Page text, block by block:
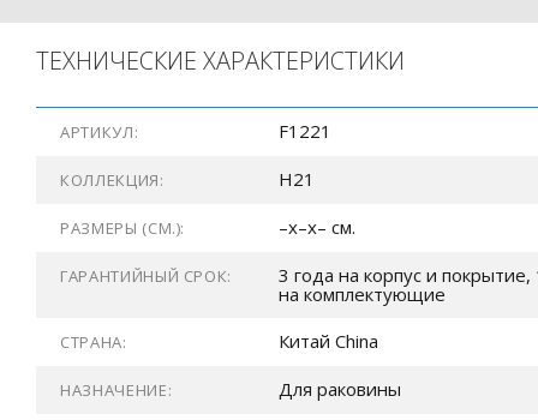
ТЕХНИЧЕСКИЕ ХАРАКТЕРИСТИКИ
АРТИКУЛ: F1221
КОЛЛЕКЦИЯ: H21
РАЗМЕРЫ (СМ.): –x–x– см.
ГАРАНТИЙНЫЙ СРОК:
3 года на корпус и покрытие,
на комплектующие
СТРАНА: Китай China
НАЗНАЧЕНИЕ: Для раковины